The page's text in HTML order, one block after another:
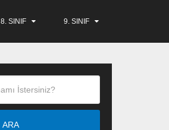
8. SINIF 9. SINIF
ARA